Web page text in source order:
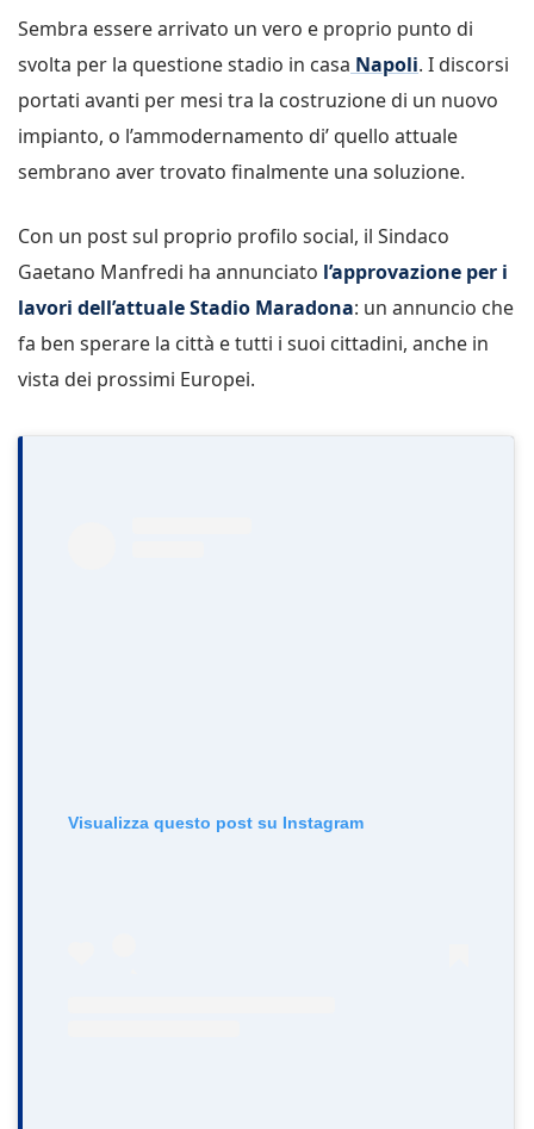
Sembra essere arrivato un vero e proprio punto di
svolta per la questione stadio in casa Napoli. I discorsi
portati avanti per mesi tra la costruzione di un nuovo
impianto, o l’ammodernamento di’ quello attuale
sembrano aver trovato finalmente una soluzione.
Con un post sul proprio profilo social, il Sindaco
Gaetano Manfredi ha annunciato l’approvazione per i
lavori dell’attuale Stadio Maradona: un annuncio che
fa ben sperare la città e tutti i suoi cittadini, anche in
vista dei prossimi Europei.
Visualizza questo post su Instagram